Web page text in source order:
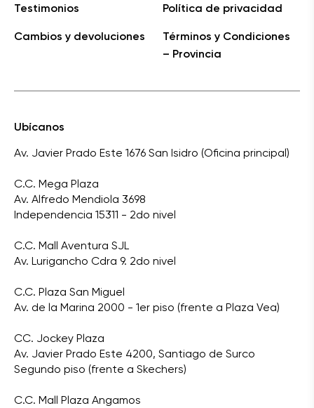
Testimonios
Cambios y devoluciones
Política de privacidad
Términos y Condiciones
– Provincia
Ubícanos
Av. Javier Prado Este 1676 San Isidro (Oficina principal)
C.C. Mega Plaza
Av. Alfredo Mendiola 3698
Independencia 15311 - 2do nivel
C.C. Mall Aventura SJL
Av. Lurigancho Cdra 9. 2do nivel
C.C. Plaza San Miguel
Av. de la Marina 2000 - 1er piso (frente a Plaza Vea)
CC. Jockey Plaza
Av. Javier Prado Este 4200, Santiago de Surco
Segundo piso (frente a Skechers)
C.C. Mall Plaza Angamos